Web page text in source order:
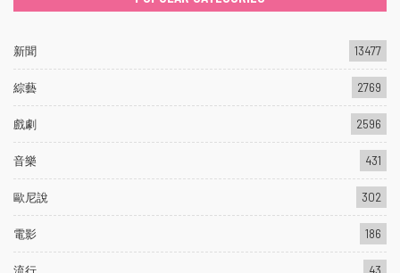
新聞 13477
綜藝 2769
戲劇 2596
音樂 431
歐尼說 302
電影 186